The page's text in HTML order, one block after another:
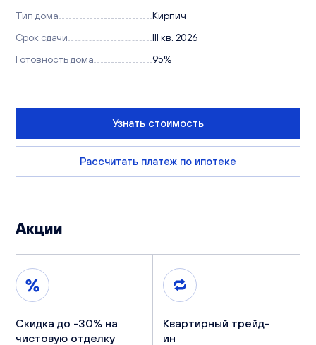
Тип дома
Кирпич
Срок сдачи
III кв. 2026
Готовность дома
95%
Узнать стоимость
Рассчитать платеж по ипотеке
Акции
Скидка до -30% на
чистовую отделку
Квартирный трейд-
ин